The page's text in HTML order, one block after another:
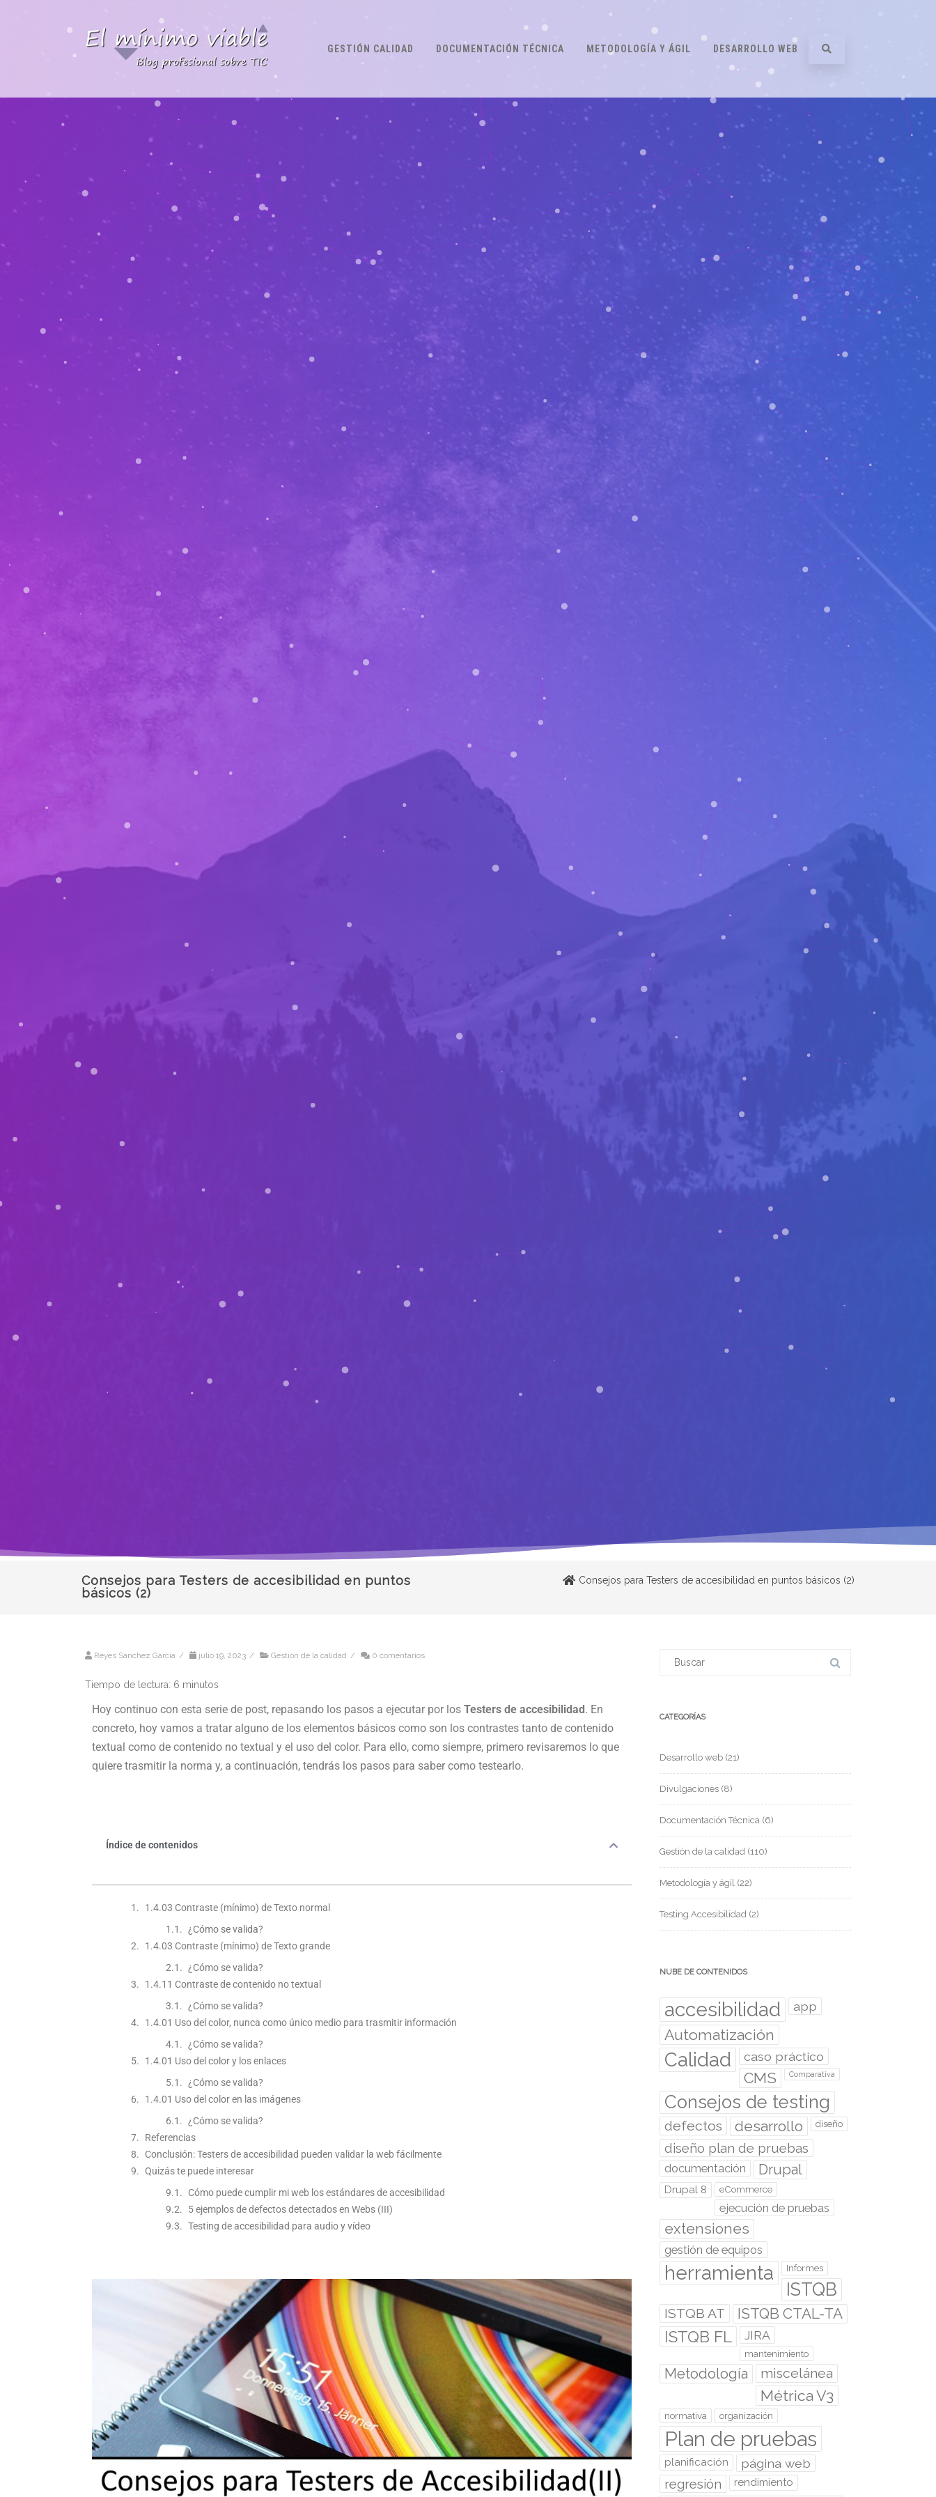
GESTIÓN CALIDAD DOCUMENTACIÓN TÉCNICA METODOLOGÍA Y ÁGIL DESARROLLO WEB
Consejos para Testers de accesibilidad en puntos
básicos (2)
Consejos para Testers de accesibilidad en puntos básicos (2)
Reyes Sánchez García / julio 19, 2023 / Gestión de la calidad / 0 comentarios
Tiempo de lectura: 6 minutos
Hoy continuo con esta serie de post, repasando los pasos a ejecutar por los Testers de accesibilidad. En
concreto, hoy vamos a tratar alguno de los elementos básicos como son los contrastes tanto de contenido
textual como de contenido no textual y el uso del color. Para ello, como siempre, primero revisaremos lo que
quiere trasmitir la norma y, a continuación, tendrás los pasos para saber como testearlo.
Índice de contenidos
1.4.03 Contraste (mínimo) de Texto normal
¿Cómo se valida?
1.4.03 Contraste (mínimo) de Texto grande
¿Cómo se valida?
1.4.11 Contraste de contenido no textual
¿Cómo se valida?
1.4.01 Uso del color, nunca como único medio para trasmitir información
¿Cómo se valida?
1.4.01 Uso del color y los enlaces
¿Cómo se valida?
1.4.01 Uso del color en las imágenes
¿Cómo se valida?
Referencias
Conclusión: Testers de accesibilidad pueden validar la web fácilmente
Quizás te puede interesar
Cómo puede cumplir mi web los estándares de accesibilidad
5 ejemplos de defectos detectados en Webs (III)
Testing de accesibilidad para audio y vídeo
CATEGORÍAS
Desarrollo web (21)
Divulgaciones (8)
Documentación Técnica (6)
Gestión de la calidad (110)
Metodología y ágil (22)
Testing Accesibilidad (2)
NUBE DE CONTENIDOS
accesibilidad app
Automatización
Calidad caso práctico
CMS Comparativa
Consejos de testing
defectos desarrollo diseño
diseño plan de pruebas
documentación Drupal
Drupal 8 eCommerce
ejecución de pruebas
extensiones
gestión de equipos
herramienta Informes
ISTQB
ISTQB AT ISTQB CTAL-TA
ISTQB FL JIRA
mantenimiento
Metodología miscelánea
Métrica V3
normativa organización
Plan de pruebas
planificación página web
regresión rendimiento